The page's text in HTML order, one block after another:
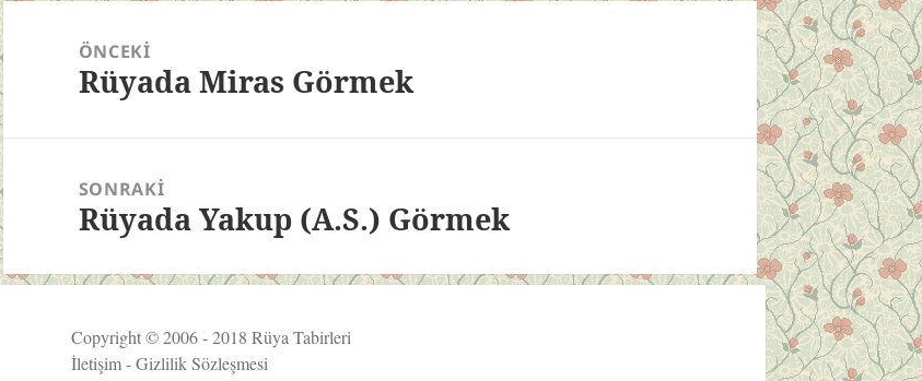
Yazı
gezinmesiÖNCEKI
Önceki
Rüyada Miras Görmek
SONRAKI
Sonraki
Rüyada Yakup (A.S.) Görmek
Copyright © 2006 - 2018Rüya Tabirleri
İletişim-Gizlilik Sözleşmesi